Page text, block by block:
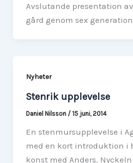
Avslutande presentation
gård genom sex
Nyheter
Stenrik upplevelse
Daniel Nilsson / 15 juni, 2014
En stenmursupplevelse i
med en kort introduktion i
konst med Anders.